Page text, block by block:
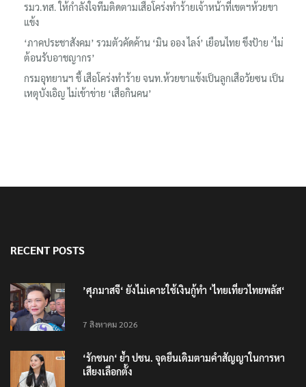
รมว.ทส. ให้กำลังใจทีมติดตามเสือโคร่งทำร้ายเจ้าหน้าที่เขตฯห้วยขา
แข้ง
‘ภาคประชาสังคม’ รวมตัวคัดค้าน ‘มิน ออง ไลง์’ เยือนไทย ขึงป้าย ‘ไม่
ต้อนรับอาชญากร’
กรมอุทยานฯ ชี้ เสือโคร่งทำร้าย จนท.ห้วยขาแข้งเป็นลูกเสือวัยซน เป็น
เหตุบังเอิญ ไม่เข้าข่าย ‘เสือกินคน’
RECENT POSTS
’ศุภมาสจี‘ ยังไม่เคาะใช้เงินกู้ทำ ‘ไทยเที่ยวไทยพลัส‘
7 สิงหาคม 2026
‘รักชนก‘ ย้ำ ปชน. จุดยืนเดิมตามคำสัญญาในการหา
เสียงเลือกตั้ง